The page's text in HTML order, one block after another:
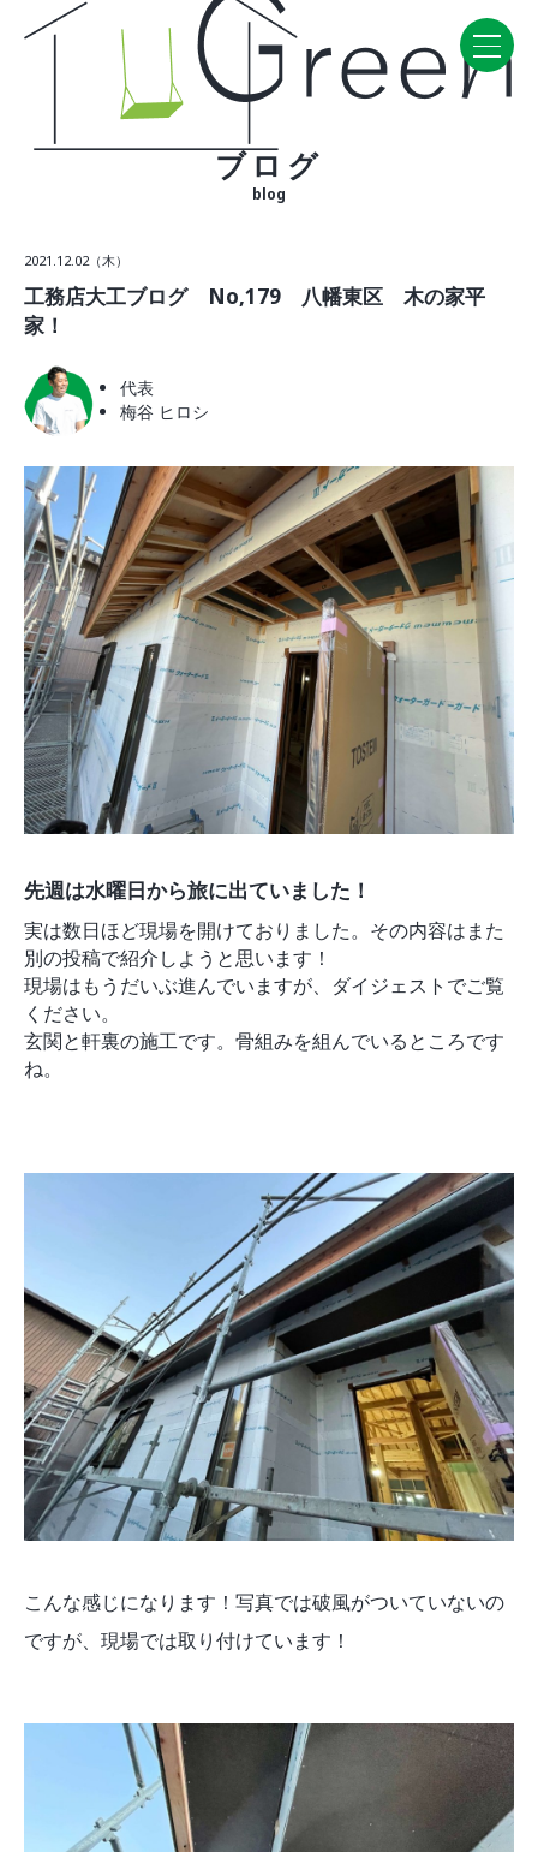
CONCEPT・BUILD
コンセプト
ラインナップ
WORK
VISIT
モデルルーム
イベント
ABOUT
会社概要
採用情報
スタッフ紹介
ブログ
お知らせ
お問い合わせ・資料請求
ブログ
ブログ
blog
2021.12.02（木）
工務店大工ブログ No,179 八幡東区 木の家平
家！
代表
梅谷 ヒロシ
先週は水曜日から旅に出ていました！
実は数日ほど現場を開けておりました。その内容はまた
別の投稿で紹介しようと思います！
現場はもうだいぶ進んでいますが、ダイジェストでご覧
ください。
玄関と軒裏の施工です。骨組みを組んでいるところです
ね。
こんな感じになります！写真では破風がついていないの
ですが、現場では取り付けています！